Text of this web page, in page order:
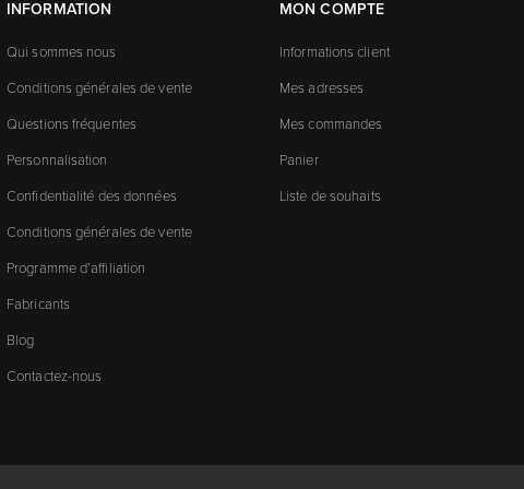
INFORMATION
Qui sommes nous
Conditions générales de vente
Questions fréquentes
Personnalisation
Confidentialité des données
Conditions générales de vente
Programme d’affiliation
Fabricants
Blog
Contactez-nous
MON COMPTE
Informations client
Mes adresses
Mes commandes
Panier
Liste de souhaits